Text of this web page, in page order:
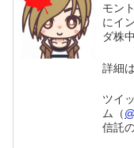
モン
にイ
ダ株
詳細
ツイ
ム（
信託